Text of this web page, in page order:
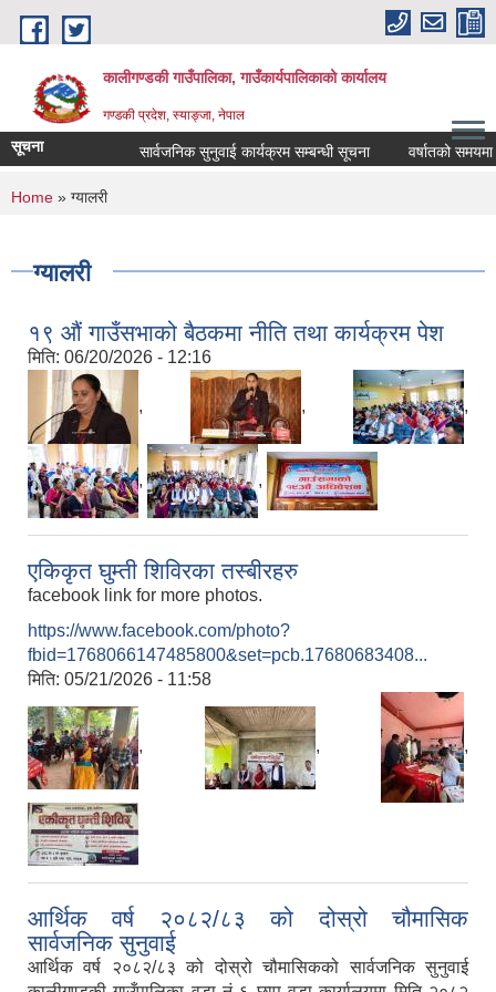
Skip to main content
कालीगण्डकी गाउँपालिका, गाउँकार्यपालिकाको कार्यालय
गण्डकी प्रदेश, स्याङ्जा, नेपाल
सूचना सार्वजनिक सुनुवाई कार्यक्रम सम्बन्धी सूचना वर्षातको समयमा
You are here
Home » ग्यालरी
ग्यालरी
१९ औं गाउँसभाको बैठकमा नीति तथा कार्यक्रम पेश
मिति: 06/20/2026 - 12:16
, , ,
, ,
एकिकृत घुम्ती शिविरका तस्बीरहरु
facebook link for more photos.
https://www.facebook.com/photo?
fbid=1768066147485800&set=pcb.17680683408...
मिति: 05/21/2026 - 11:58
, , ,
आर्थिक वर्ष २०८२/८३ को दोस्रो चौमासिक
सार्वजनिक सुनुवाई
आर्थिक वर्ष २०८२/८३ को दोस्रो चौमासिकको सार्वजनिक सुनुवाई